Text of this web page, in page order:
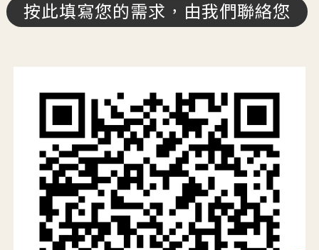
按此填寫您的需求，由我們聯絡您